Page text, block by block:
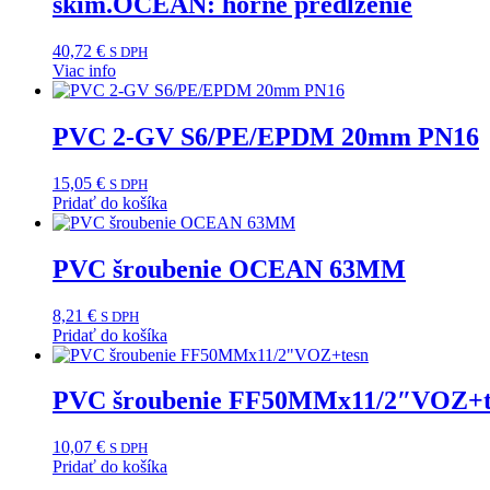
40,72 € S DPH
Viac info
PVC 2-GV S6/PE/EPDM 20mm PN16
15,05 € S DPH
Pridať do košíka
PVC šroubenie OCEAN 63MM
8,21 € S DPH
Pridať do košíka
PVC šroubenie FF50MMx11/
10,07 € S DPH
Pridať do košíka